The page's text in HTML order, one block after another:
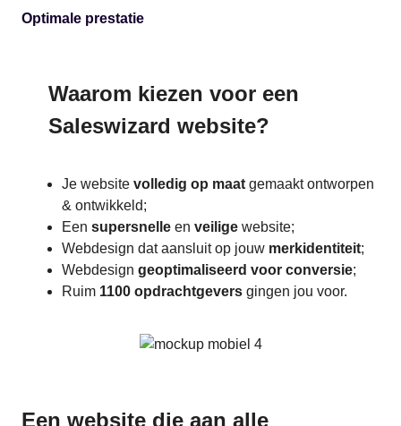
Optimale prestatie
Waarom kiezen voor een
Saleswizard website?
Je website volledig op maat gemaakt ontworpen
& ontwikkeld;
Een supersnelle en veilige website;
Webdesign dat aansluit op jouw merkidentiteit;
Webdesign geoptimaliseerd voor conversie;
Ruim 1100 opdrachtgevers gingen jou voor.
Een website die aan alle